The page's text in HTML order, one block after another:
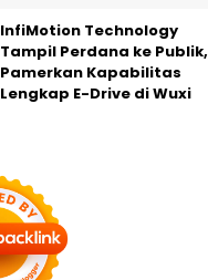
InfiMotion Technology
Tampil Perdana ke Publik,
Pamerkan Kapabilitas
Lengkap E-Drive di Wuxi